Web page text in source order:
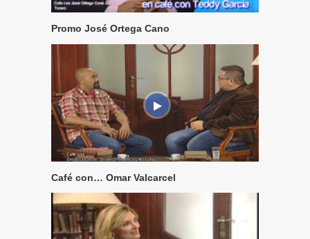
Promo José Ortega Cano
Café con… Omar Valcarcel